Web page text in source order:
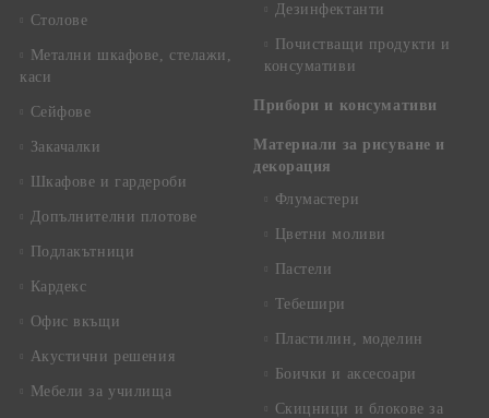
Столове
Метални шкафове, стелажи,
каси
Сейфове
Закачалки
Шкафове и гардероби
Допълнителни плотове
Подлакътници
Кардекс
Офис вкъщи
Акустични решения
Мебели за училища
Дезинфектанти
Почистващи продукти и
консумативи
Прибори и консумативи
Материали за рисуване и
декорация
Флумастери
Цветни моливи
Пастели
Тебешири
Пластилин, моделин
Боички и аксесоари
Скицници и блокове за